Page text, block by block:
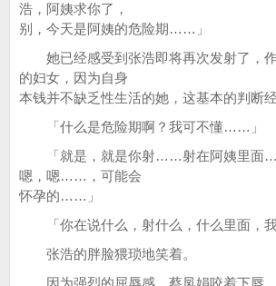
浩，阿姨求你了，
别，今天是阿姨的危险期……」
她已经感受到张浩即将再次发射了，
的妇女，因为自身
本钱并不缺乏性生活的她，这基本的判断
「什么是危险期啊？我可不懂……」
「就是，就是你射……射在阿姨里面
嗯，嗯……，可能会
怀孕的……」
「你在说什么，射什么，什么里面，我
张浩的胖脸猥琐地笑着。
因为强烈的屈辱感，蔡凤娟咬着下唇，